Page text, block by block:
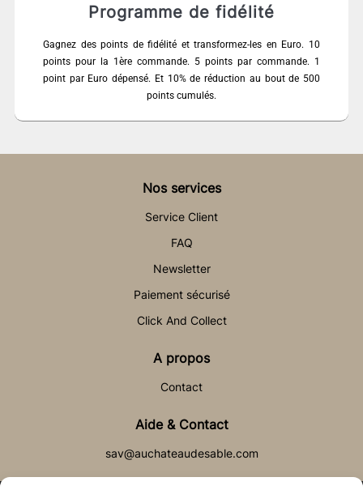
Programme de fidélité
Gagnez des points de fidélité et transformez-les en Euro. 10
points pour la 1ère commande. 5 points par commande. 1
point par Euro dépensé. Et 10% de réduction au bout de 500
points cumulés.
Nos services
Service Client
FAQ
Newsletter
Paiement sécurisé
Click And Collect
A propos
Contact
Aide & Contact
sav@auchateaudesable.com